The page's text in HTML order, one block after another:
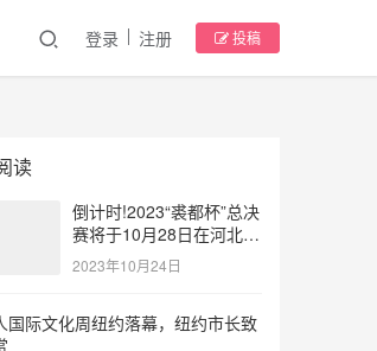
登录 注册 投稿
读
倒计时!2023“裘都杯”总决
赛将于10月28日在河北大
营点燃时尚风暴
2023年10月24日
国际文化周纽约落幕，纽约市长致